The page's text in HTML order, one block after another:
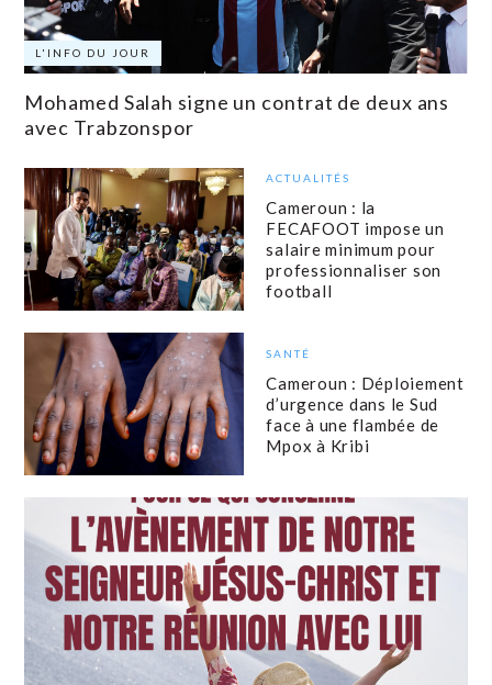
L'INFO DU JOUR
Mohamed Salah signe un contrat de deux ans
avec Trabzonspor
ACTUALITÉS
Cameroun : la
FECAFOOT impose un
salaire minimum pour
professionnaliser son
football
SANTÉ
Cameroun : Déploiement
d’urgence dans le Sud
face à une flambée de
Mpox à Kribi